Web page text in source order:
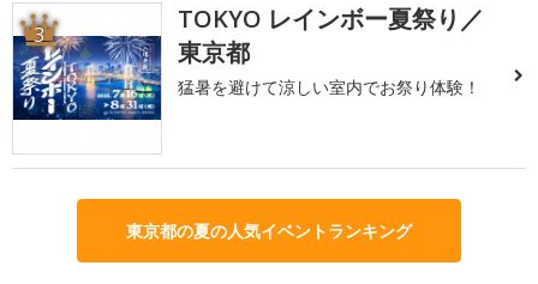
3
TOKYO レインボー夏祭り／
東京都
猛暑を避けて涼しい室内でお祭り体験！
東京都の夏の人気イベントランキング